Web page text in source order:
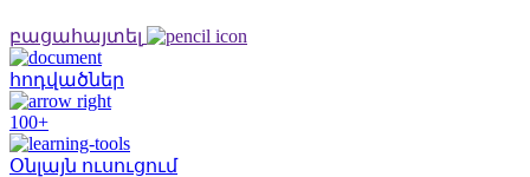
բացահայտել
հոդվածներ
100+
Օնլայն ուսուցում